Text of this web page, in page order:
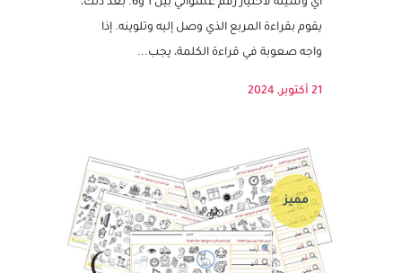
اللعبة ألعاب الطاولة التقليدية، لكن مع لمسة
ممتعة! يبدأ الطفل برمي مكعب الأرقام (النرد) أو
يقوم بقراءة المربع الذي وصل إليه وتلوينه. إذا
مميز